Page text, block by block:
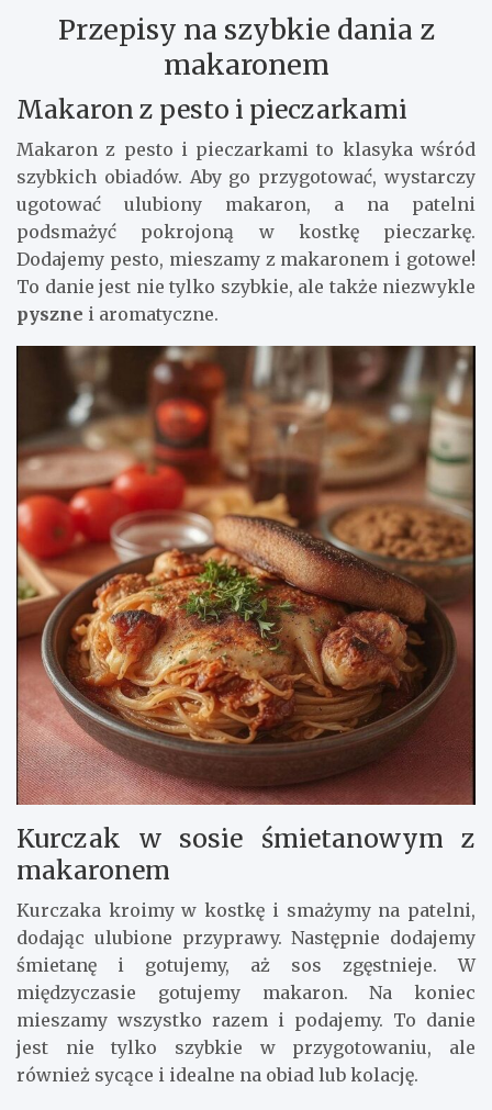
Przepisy na szybkie dania z
makaronem
Makaron z pesto i pieczarkami
Makaron z pesto i pieczarkami to klasyka wśród
szybkich obiadów. Aby go przygotować, wystarczy
ugotować ulubiony makaron, a na patelni
podsmażyć pokrojoną w kostkę pieczarkę.
Dodajemy pesto, mieszamy z makaronem i gotowe!
To danie jest nie tylko szybkie, ale także niezwykle
pyszne i aromatyczne.
Kurczak w sosie śmietanowym z
makaronem
Kurczaka kroimy w kostkę i smażymy na patelni,
dodając ulubione przyprawy. Następnie dodajemy
śmietanę i gotujemy, aż sos zgęstnieje. W
międzyczasie gotujemy makaron. Na koniec
mieszamy wszystko razem i podajemy. To danie
jest nie tylko szybkie w przygotowaniu, ale
również sycące i idealne na obiad lub kolację.